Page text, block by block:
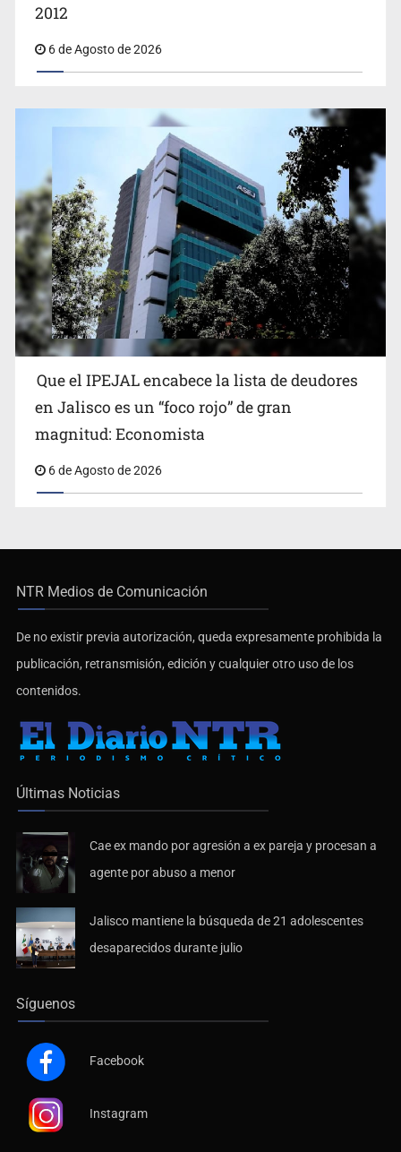
agente por abuso a menor
2012
6 de Agosto de 2026
Que el IPEJAL encabece la lista de deudores
en Jalisco es un “foco rojo” de gran
magnitud: Economista
6 de Agosto de 2026
NTR Medios de Comunicación
De no existir previa autorización, queda expresamente prohibida la
publicación, retransmisión, edición y cualquier otro uso de los
contenidos.
Últimas Noticias
Cae ex mando por agresión a ex pareja y procesan a
agente por abuso a menor
Jalisco mantiene la búsqueda de 21 adolescentes
desaparecidos durante julio
Síguenos
Facebook
Instagram